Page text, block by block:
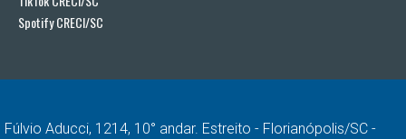
Spotify CRECI/SC
Fúlvio Aducci, 1214, 10° andar. Estreito - Florianópolis/SC -